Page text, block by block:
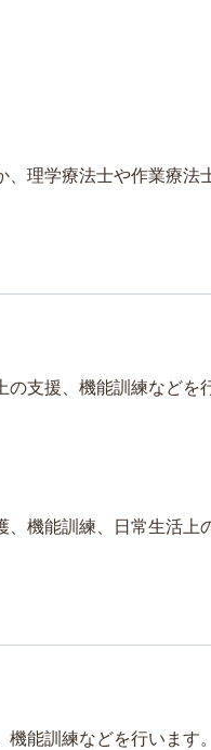
理学療法士や作業療法
支援、機能訓練などを
機能訓練、日常生活上
能訓練などを行います。